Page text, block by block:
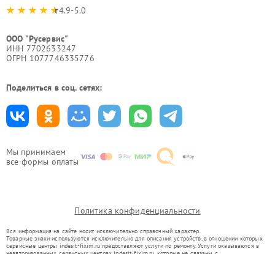
Мы принимаем
все формы оплаты
4.9-5.0
ООО "Русервис"
ИНН 7702633247
ОГРН 1077746335776
Поделиться в соц. сетях:
Политика конфиденциальности
Вся информация на сайте носит исключительно справочный характер.
Товарные знаки используются исключительно для описания устройств, в отношении которых
сервисные центры indesit-fixim.ru предоставляют услуги по ремонту. Услуги оказываются в